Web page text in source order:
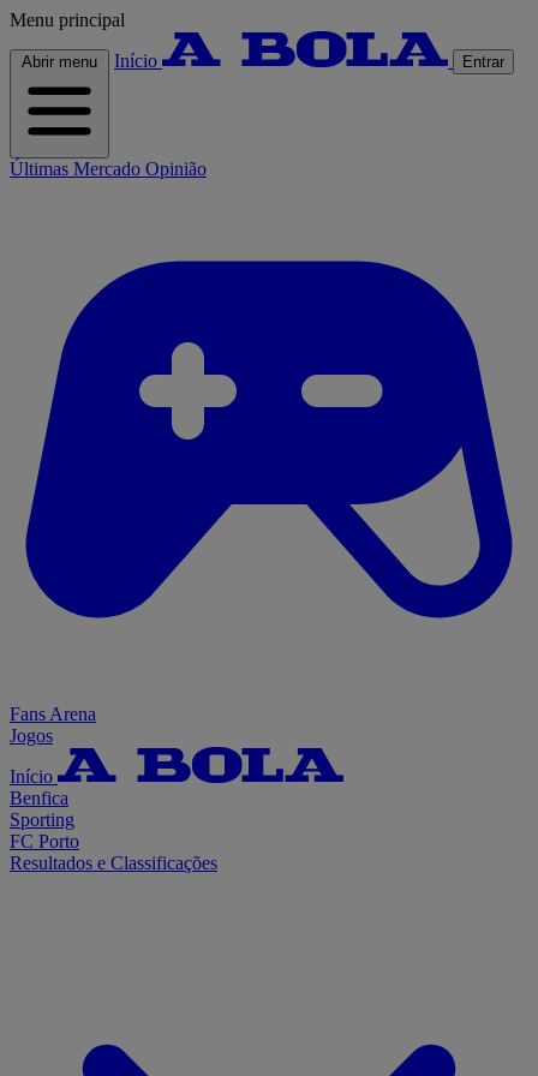
Menu principal
Abrir menu Início Entrar
Últimas Mercado Opinião
Fans Arena
Jogos
Início
Benfica
Sporting
FC Porto
Resultados e Classificações